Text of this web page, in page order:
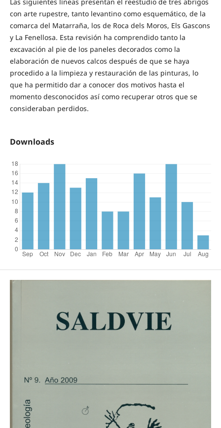
con arte rupestre, tanto levantino como esquemático, de la
comarca del Matarraña, los de Roca dels Moros, Els Gascons
y La Fenellosa. Esta revisión ha comprendido tanto la
excavación al pie de los paneles decorados como la
elaboración de nuevos calcos después de que se haya
procedido a la limpieza y restauración de las pinturas, lo
que ha permitido dar a conocer dos motivos hasta el
momento desconocidos así como recuperar otros que se
consideraban perdidos.
Downloads